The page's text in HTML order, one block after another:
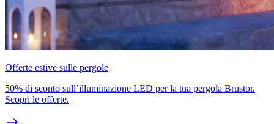
Offerte estive sulle pergole
50% di sconto sull’illuminazione LED per la tua pergola Brustor.
Scopri le offerte.